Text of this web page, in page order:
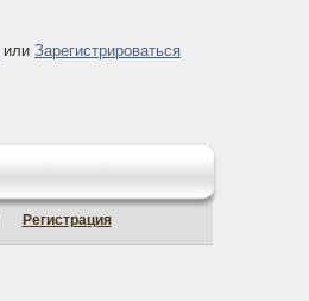
или Зарегистрироваться
Регистрация